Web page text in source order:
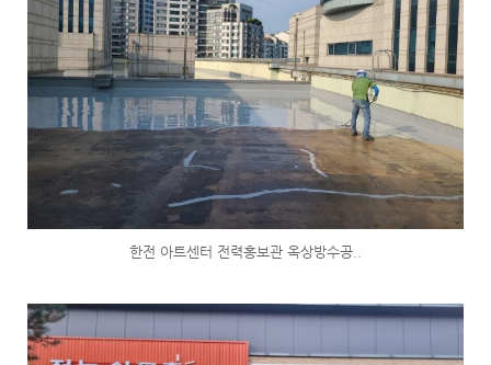
한전 아트센터 전력홍보관 옥상방수공..